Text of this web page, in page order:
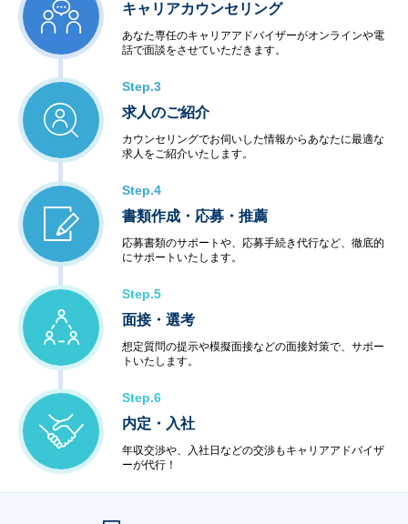
キャリアカウンセリング
あなた専任のキャリアアドバイザーがオンラインや電
話で面談をさせていただきます。
Step.3
求人のご紹介
カウンセリングでお伺いした情報からあなたに最適な
求人をご紹介いたします。
Step.4
書類作成・応募・推薦
応募書類のサポートや、応募手続き代行など、徹底的
にサポートいたします。
Step.5
面接・選考
想定質問の提示や模擬面接などの面接対策で、サポー
トいたします。
Step.6
内定・入社
年収交渉や、入社日などの交渉もキャリアアドバイザ
ーが代行！